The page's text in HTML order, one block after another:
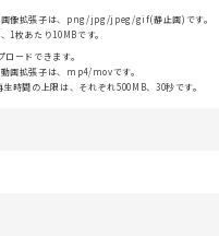
画像拡張子は、png/jpg/jpeg/gif(静止画)です。
1枚あたり10MBです。
ードできます。
画拡張子は、mp4/movです。
時間の上限は、それぞれ500MB、30秒です。